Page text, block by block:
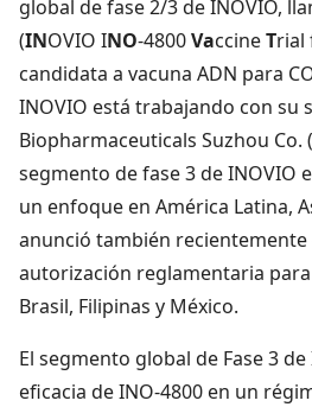
global de fase 2/3 de INOVIO,
(INOVIO INO-4800VaccineTrial
candidata a vacuna ADN para
INOVIO está trabajando con su
Biopharmaceuticals Suzhou Co.
segmento de fase 3 de INOVIO
un enfoque en América Latina,
anunció también
autorización reglamentaria
Brasil, Filipinas y México.
El segmento global de Fase 3 de
eficacia de INO-4800 en un